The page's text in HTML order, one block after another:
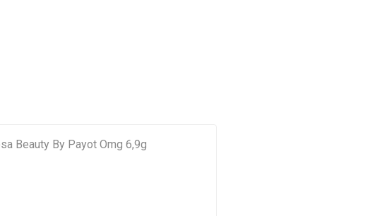
Beauty By Payot Omg 6,9g